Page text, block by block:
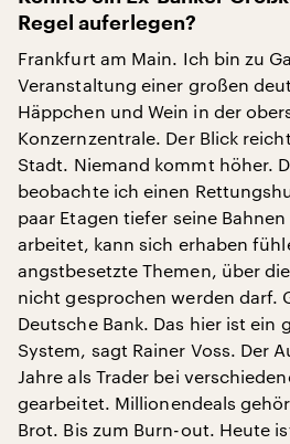
Regel auferlegen?
Frankfurt am Main. Ich bin zu
Veranstaltung einer großen
Häppchen und Wein in der
Konzernzentrale. Der Blick
Stadt. Niemand kommt höher.
beobachte ich einen
paar Etagen tiefer seine
arbeitet, kann sich erhaben
angstbesetzte Themen, über
nicht gesprochen werden darf.
Deutsche Bank. Das hier ist ein
System, sagt Rainer Voss. Der
Jahre als Trader bei
gearbeitet. Millionendeals
Brot. Bis zum Burn-out. Heute